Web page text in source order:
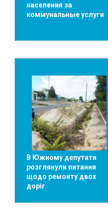
населения за
коммунальные услуги
В Южному депутати
розглянули питання
щодо ремонту двох
доріг